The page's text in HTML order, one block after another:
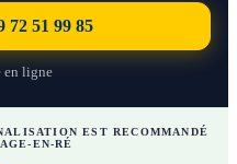
72 51 99 85
en ligne
EST RECOMMANDÉ
EN-RÉ